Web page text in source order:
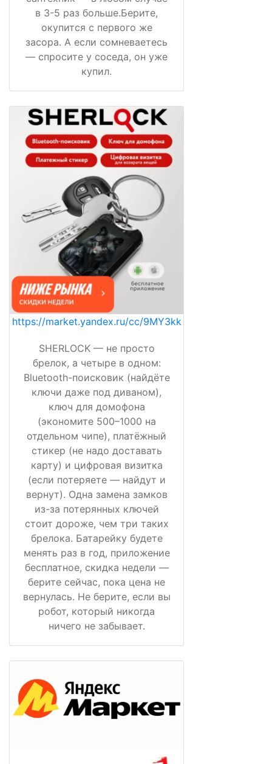
в 3-5 раз больше.Берите,
окупится с первого же
засора. А если сомневаетесь
— спросите у соседа, он уже
купил.
https://market.yandex.ru/cc/9MY3kk
SHERLOCK — не просто
брелок, а четыре в одном:
Bluetooth-поисковик (найдёте
ключи даже под диваном),
ключ для домофона
(экономите 500–1000 на
отдельном чипе), платёжный
стикер (не надо доставать
карту) и цифровая визитка
(если потеряете — найдут и
вернут). Одна замена замков
из-за потерянных ключей
стоит дороже, чем три таких
брелока. Батарейку будете
менять раз в год, приложение
бесплатное, скидка недели —
берите сейчас, пока цена не
вернулась. Не берите, если вы
робот, который никогда
ничего не забывает.